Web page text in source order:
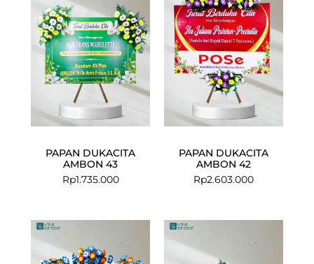
PAPAN DUKACITA
AMBON 43
Rp1.735.000
PAPAN DUKACITA
AMBON 42
Rp2.603.000